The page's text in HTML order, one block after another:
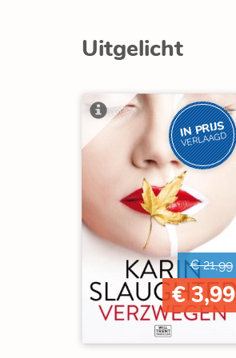
Uitgelicht
IN PRIJS
VERLAAGD
€ 21,99
€ 3,99